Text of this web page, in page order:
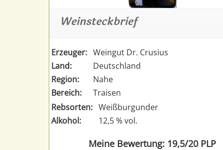
Weinsteckbrief
Erzeuger: Weingut Dr. Crusius
Land:
Deutschland
Region:
Nahe
Bereich:
Traisen
Rebsorten: Weißburgunder
Alkohol:
12,5 % vol.
Meine Bewertung: 19,5/20 PLP